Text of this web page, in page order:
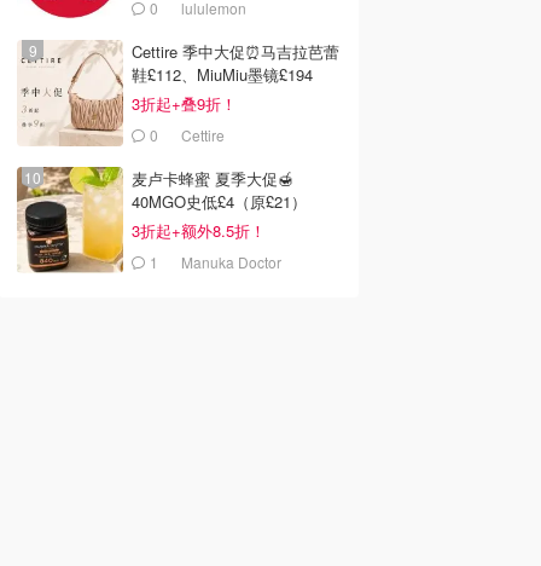
0 lululemon
Cettire 季中大促⏰马吉拉芭蕾
鞋£112、MiuMiu墨镜£194
3折起+叠9折！
0 Cettire
麦卢卡蜂蜜 夏季大促🍯
40MGO史低£4（原£21）
3折起+额外8.5折！
1 Manuka Doctor